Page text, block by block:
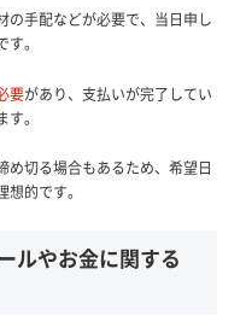
の手配などが必要で、当日申し
。
要があり、支払いが完了してい
。
め切る場合もあるため、希望日
的です。
ルやお金に関する